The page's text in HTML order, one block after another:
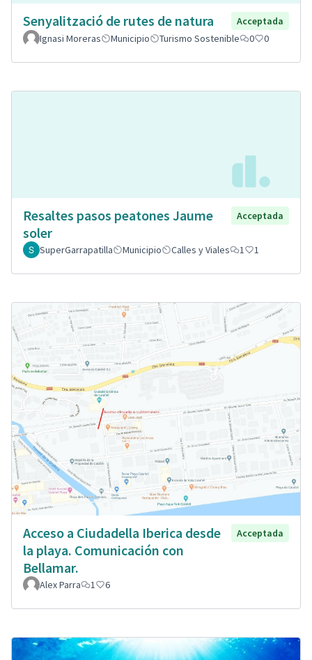
Senyalització de rutes de natura
Acceptada
Ignasi Moreras
Municipio Turismo Sostenible 0 0
Resaltes pasos peatones Jaume
soler
Acceptada
SuperGarrapatilla Municipio Calles y Viales 1 1
Acceso a Ciudadella Iberica desde
la playa. Comunicación con
Bellamar.
Acceptada
Alex Parra 1 6